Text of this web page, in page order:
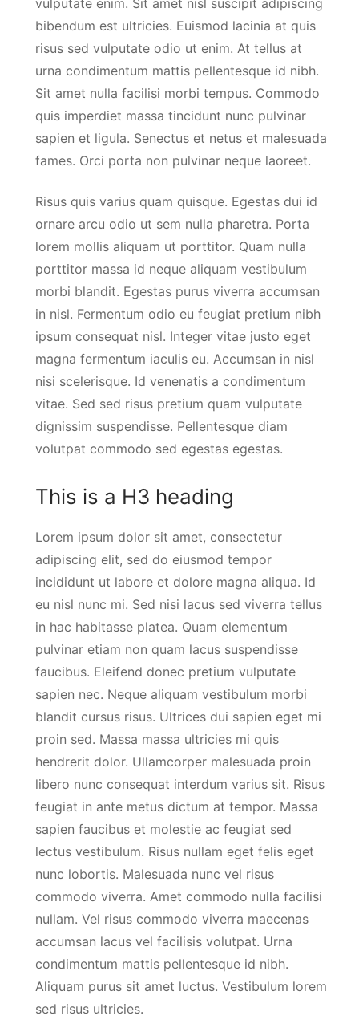
vulputate enim. Sit amet nisl suscipit adipiscing
bibendum est ultricies. Euismod lacinia at quis
risus sed vulputate odio ut enim. At tellus at
urna condimentum mattis pellentesque id nibh.
Sit amet nulla facilisi morbi tempus. Commodo
quis imperdiet massa tincidunt nunc pulvinar
sapien et ligula. Senectus et netus et malesuada
fames. Orci porta non pulvinar neque laoreet.
Risus quis varius quam quisque. Egestas dui id
ornare arcu odio ut sem nulla pharetra. Porta
lorem mollis aliquam ut porttitor. Quam nulla
porttitor massa id neque aliquam vestibulum
morbi blandit. Egestas purus viverra accumsan
in nisl. Fermentum odio eu feugiat pretium nibh
ipsum consequat nisl. Integer vitae justo eget
magna fermentum iaculis eu. Accumsan in nisl
nisi scelerisque. Id venenatis a condimentum
vitae. Sed sed risus pretium quam vulputate
dignissim suspendisse. Pellentesque diam
volutpat commodo sed egestas egestas.
This is a H3 heading
Lorem ipsum dolor sit amet, consectetur
adipiscing elit, sed do eiusmod tempor
incididunt ut labore et dolore magna aliqua. Id
eu nisl nunc mi. Sed nisi lacus sed viverra tellus
in hac habitasse platea. Quam elementum
pulvinar etiam non quam lacus suspendisse
faucibus. Eleifend donec pretium vulputate
sapien nec. Neque aliquam vestibulum morbi
blandit cursus risus. Ultrices dui sapien eget mi
proin sed. Massa massa ultricies mi quis
hendrerit dolor. Ullamcorper malesuada proin
libero nunc consequat interdum varius sit. Risus
feugiat in ante metus dictum at tempor. Massa
sapien faucibus et molestie ac feugiat sed
lectus vestibulum. Risus nullam eget felis eget
nunc lobortis. Malesuada nunc vel risus
commodo viverra. Amet commodo nulla facilisi
nullam. Vel risus commodo viverra maecenas
accumsan lacus vel facilisis volutpat. Urna
condimentum mattis pellentesque id nibh.
Aliquam purus sit amet luctus. Vestibulum lorem
sed risus ultricies.